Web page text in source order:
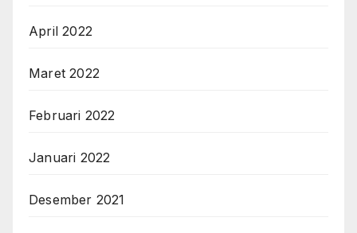
April 2022
Maret 2022
Februari 2022
Januari 2022
Desember 2021